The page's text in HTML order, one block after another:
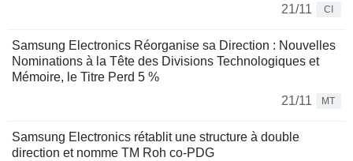
21/11
CI
Samsung Electronics Réorganise sa Direction : Nouvelles
Nominations à la Tête des Divisions Technologiques et
Mémoire, le Titre Perd 5 %
21/11
MT
Samsung Electronics rétablit une structure à double
direction et nomme TM Roh co-PDG